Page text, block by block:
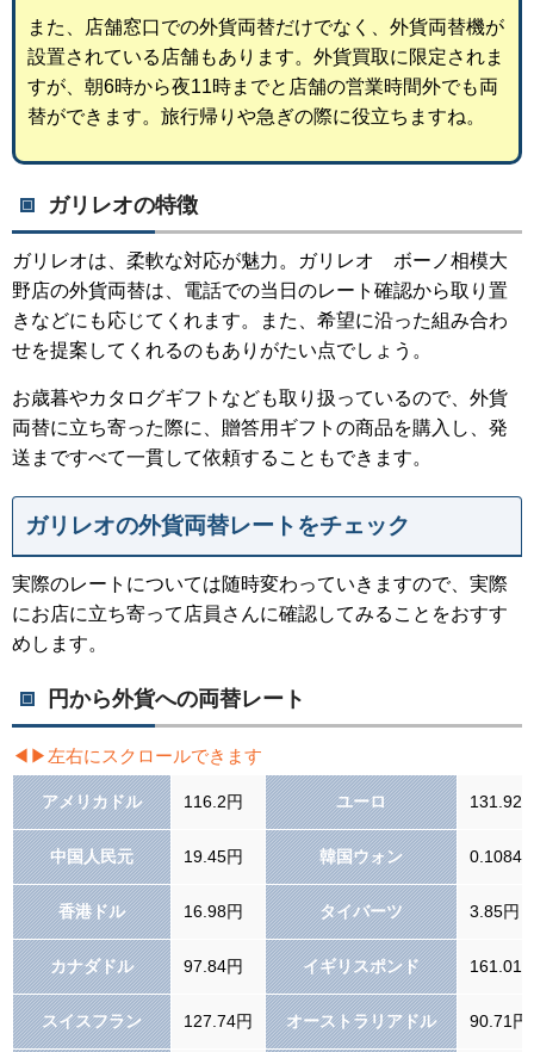
また、店舗窓口での外貨両替だけでなく、外貨両替機が
設置されている店舗もあります。外貨買取に限定されま
すが、朝6時から夜11時までと店舗の営業時間外でも両
替ができます。旅行帰りや急ぎの際に役立ちますね。
ガリレオの特徴
ガリレオは、柔軟な対応が魅力。ガリレオ ボーノ相模大
野店の外貨両替は、電話での当日のレート確認から取り置
きなどにも応じてくれます。また、希望に沿った組み合わ
せを提案してくれるのもありがたい点でしょう。
お歳暮やカタログギフトなども取り扱っているので、外貨
両替に立ち寄った際に、贈答用ギフトの商品を購入し、発
送まですべて一貫して依頼することもできます。
ガリレオの外貨両替レートをチェック
実際のレートについては随時変わっていきますので、実際
にお店に立ち寄って店員さんに確認してみることをおすす
めします。
円から外貨への両替レート
アメリカドル 116.2円 ユーロ 131.92
中国人民元 19.45円 韓国ウォン 0.1084
香港ドル 16.98円 タイバーツ 3.85円
カナダドル 97.84円 イギリスポンド 161.01
スイスフラン 127.74円 オーストラリアドル 90.71円